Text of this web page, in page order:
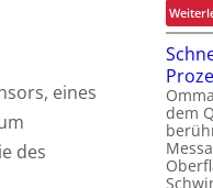
eines
des
dem